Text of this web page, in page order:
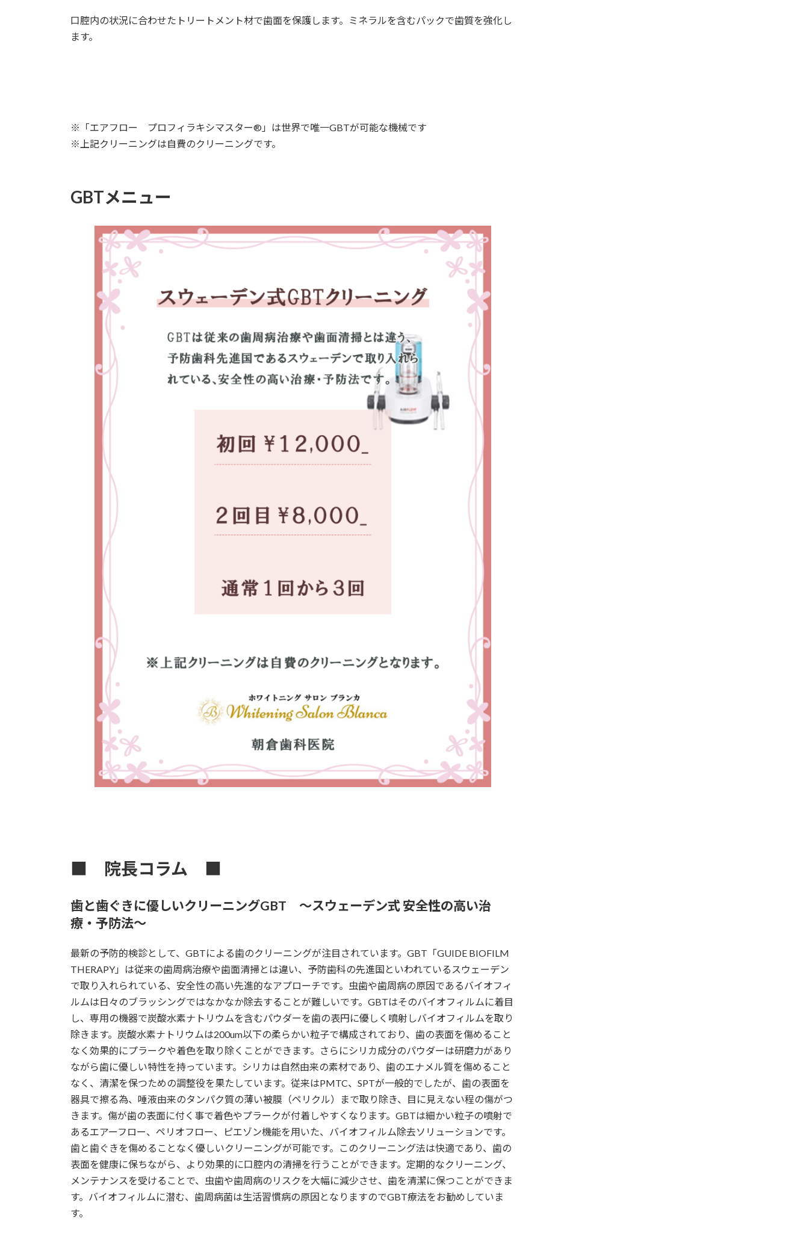
口腔内の状況に合わせたトリートメント材で歯面を保護します。ミネラルを含むパックで歯質を強化し
ます。
※「エアフロー プロフィラキシマスター®」は世界で唯一GBTが可能な機械です
※上記クリーニングは自費のクリーニングです。
GBTメニュー
■ 院長コラム ■
歯と歯ぐきに優しいクリーニングGBT ～スウェーデン式 安全性の高い治
療・予防法～
最新の予防的検診として、GBTによる歯のクリーニングが注目されています。GBT「GUIDE BIOFILM
THERAPY」は従来の歯周病治療や歯面清掃とは違い、予防歯科の先進国といわれているスウェーデン
で取り入れられている、安全性の高い先進的なアプローチです。虫歯や歯周病の原因であるバイオフィ
ルムは日々のブラッシングではなかなか除去することが難しいです。GBTはそのバイオフィルムに着目
し、専用の機器で炭酸水素ナトリウムを含むパウダーを歯の表円に優しく噴射しバイオフィルムを取り
除きます。炭酸水素ナトリウムは200um以下の柔らかい粒子で構成されており、歯の表面を傷めること
なく効果的にプラークや着色を取り除くことができます。さらにシリカ成分のパウダーは研磨力があり
ながら歯に優しい特性を持っています。シリカは自然由来の素材であり、歯のエナメル質を傷めること
なく、清潔を保つための調整役を果たしています。従来はPMTC、SPTが一般的でしたが、歯の表面を
器具で擦る為、唾液由来のタンパク質の薄い被膜（ペリクル）まで取り除き、目に見えない程の傷がつ
きます。傷が歯の表面に付く事で着色やプラークが付着しやすくなります。GBTは細かい粒子の噴射で
あるエアーフロー、ペリオフロー、ピエゾン機能を用いた、バイオフィルム除去ソリューションです。
歯と歯ぐきを傷めることなく優しいクリーニングが可能です。このクリーニング法は快適であり、歯の
表面を健康に保ちながら、より効果的に口腔内の清掃を行うことができます。定期的なクリーニング、
メンテナンスを受けることで、虫歯や歯周病のリスクを大幅に減少させ、歯を清潔に保つことができま
す。バイオフィルムに潜む、歯周病菌は生活習慣病の原因となりますのでGBT療法をお勧めしていま
す。